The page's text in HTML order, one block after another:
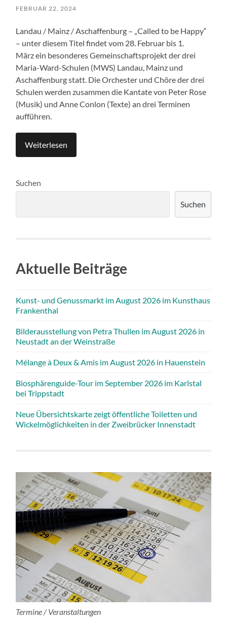
FEBRUAR 22, 2024
Landau / Mainz / Aschaffenburg – „Called to be Happy“
– unter diesem Titel findet vom 28. Februar bis 1.
März ein besonderes Gemeinschaftsprojekt der drei
Maria-Ward-Schulen (MWS) Landau, Mainz und
Aschaffenburg statt. Die Orchester und Chöre der drei
Schulen werden zusammen die Kantate von Peter Rose
(Musik) und Anne Conlon (Texte) an drei Terminen
aufführen.
Weiterlesen
Suchen
Suchen
Aktuelle Beiträge
Kunst- und Genussmarkt im August 2026 im Kunsthaus
Frankenthal
Bilderausstellung von Petra Thullen im August 2026 in
Neustadt an der Weinstraße
Mélange à Deux & Amis im August 2026 in Hauenstein
Biosphärenguide-Tour im September 2026 im Karlstal
bei Trippstadt
Neue Übersichtskarte zeigt öffentliche Toiletten und
Wickelmöglichkeiten in der Zweibrücker Innenstadt
Termine / Veranstaltungen